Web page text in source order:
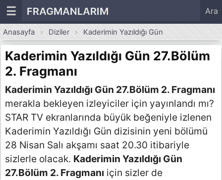
☰ FRAGMANLARIM Ara
Anasayfa Diziler Kaderimin Yazıldığı Gün
Kaderimin Yazıldığı Gün 27.Bölüm
2. Fragmanı
Kaderimin Yazıldığı Gün 27.Bölüm 2. Fragmanı
merakla bekleyen izleyiciler için yayınlandı mı?
STAR TV ekranlarında büyük beğeniyle izlenen
Kaderimin Yazıldığı Gün dizisinin yeni bölümü
28 Nisan Salı akşamı saat 20.30 itibariyle
sizlerle olacak. Kaderimin Yazıldığı Gün
27.Bölüm 2. Fragmanı için sizler de